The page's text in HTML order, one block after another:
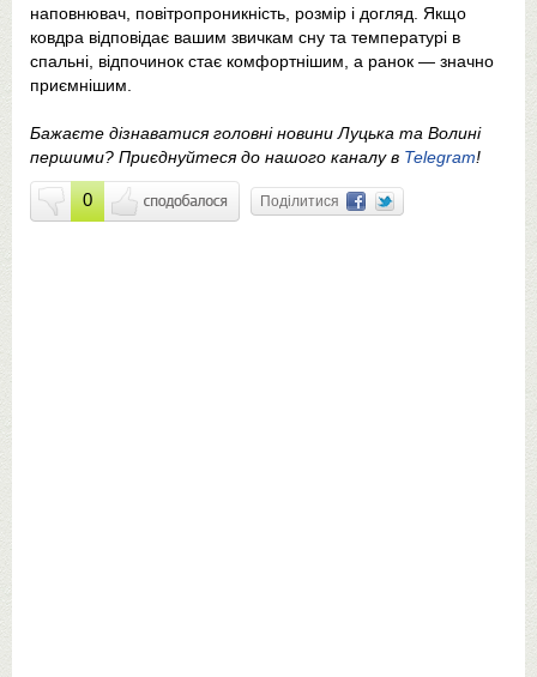
наповнювач, повітропроникність, розмір і догляд. Якщо
ковдра відповідає вашим звичкам сну та температурі в
спальні, відпочинок стає комфортнішим, а ранок — значно
приємнішим.
Бажаєте дізнаватися головні новини Луцька та Волині
першими? Приєднуйтеся до нашого каналу в Telegram!
0 Поділитися